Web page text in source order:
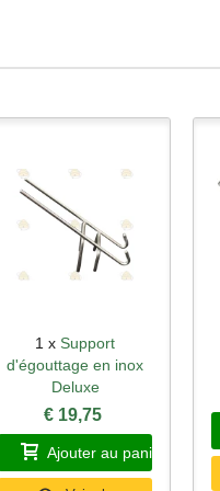
Aperçu rapide
1 x Support
d'égouttage en inox
Deluxe
€ 19,75
Ajouter au panier